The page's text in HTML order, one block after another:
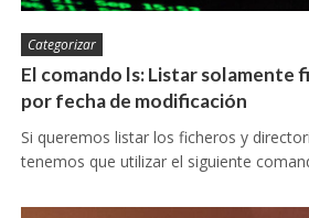
Categorizar
El comando ls: Listar solamente
por fecha de modificación
Si queremos listar los ficheros y
tenemos que utilizar el siguiente